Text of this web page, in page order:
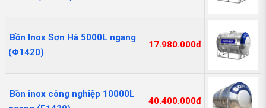
Bồn Inox Sơn Hà 5000L ngang
(Φ1420)
17.980.000đ
Bồn inox công nghiệp 10000L
40.400.000đ